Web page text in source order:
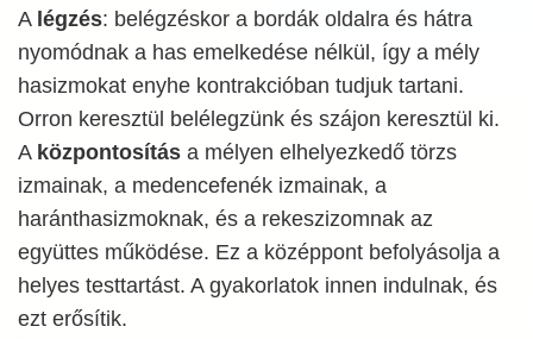
A légzés: belégzéskor a bordák oldalra és hátra
nyomódnak a has emelkedése nélkül, így a mély
hasizmokat enyhe kontrakcióban tudjuk tartani.
Orron keresztül belélegzünk és szájon keresztül ki.
A központosítás a mélyen elhelyezkedő törzs
izmainak, a medencefenék izmainak, a
haránthasizmoknak, és a rekeszizomnak az
együttes működése. Ez a középpont befolyásolja a
helyes testtartást. A gyakorlatok innen indulnak, és
ezt erősítik.